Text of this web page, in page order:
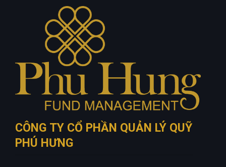
Cơ Hội Nghề Nghiệp
Chính sách bảo mật
CÔNG TY CỔ PHẦN QUẢN LÝ QUỸ
PHÚ HƯNG